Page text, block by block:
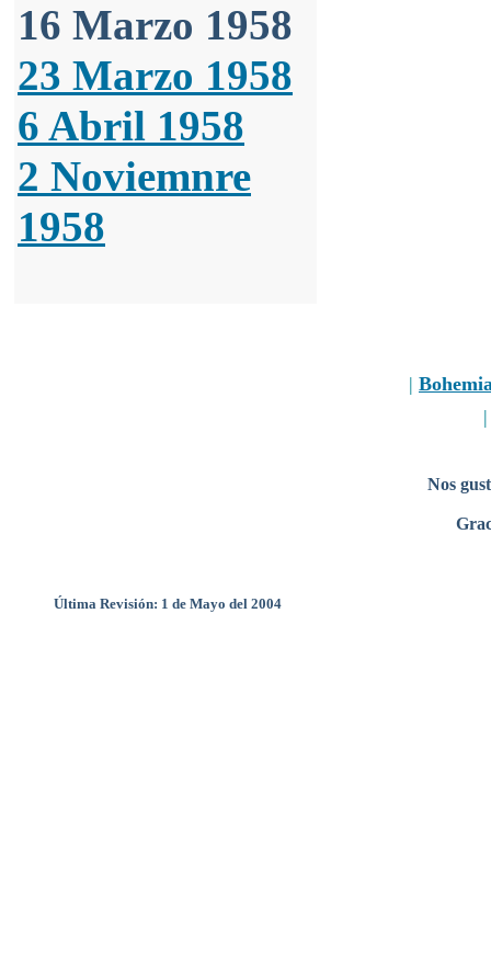
16 Marzo 1958
23 Marzo 1958
6 Abril 1958
2 Noviemnre
1958
|
Nos
Última Revisión: 1 de Mayo del 2004